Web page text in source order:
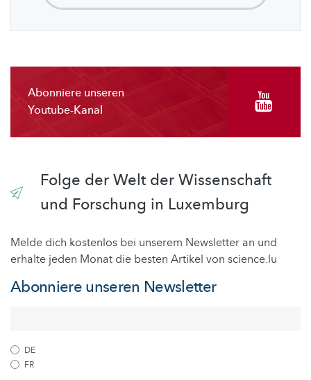
Abonniere unseren
Youtube-Kanal
Folge der Welt der Wissenschaft
und Forschung in Luxemburg
Melde dich kostenlos bei unserem Newsletter an und
erhalte jeden Monat die besten Artikel von science.lu
Abonniere unseren Newsletter
DE
FR